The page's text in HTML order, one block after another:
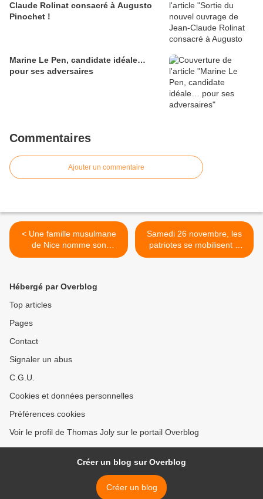
Claude Rolinat consacré à Augusto
Pinochet !
Marine Le Pen, candidate idéale…
pour ses adversaires
Commentaires
Ajouter un commentaire
< Une famille musulmane
de Nice nomme son
nouveau-né « Mohamed
Samedi 26 novembre, les
patriotes se mobilisent à
Péronne pour dire non à
Hébergé par Overblog
Top articles
Pages
Contact
Signaler un abus
C.G.U.
Cookies et données personnelles
Préférences cookies
Voir le profil de Thomas Joly sur le portail Overblog
Créer un blog sur Overblog
Créer un blog